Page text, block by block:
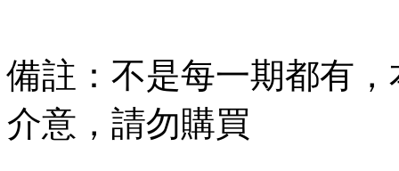
備註：不是每一期都有
介意，請勿購買